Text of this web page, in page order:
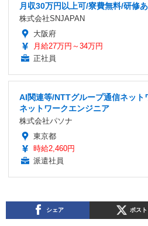
月収30万円以上可/寮費無料/研修
株式会社SNJAPAN
大阪府
月給27万円～34万円
正社員
AI関連等/NTTグループ通信ネット
ネットワークエンジニア
株式会社パソナ
東京都
時給2,460円
派遣社員
シェア ポスト